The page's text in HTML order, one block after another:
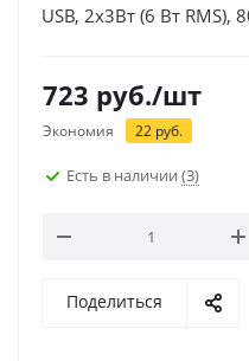
USB, 2х3Вт (6 Вт
723 руб./шт
Экономия 22 руб.
Есть в наличии (3)
Поделиться